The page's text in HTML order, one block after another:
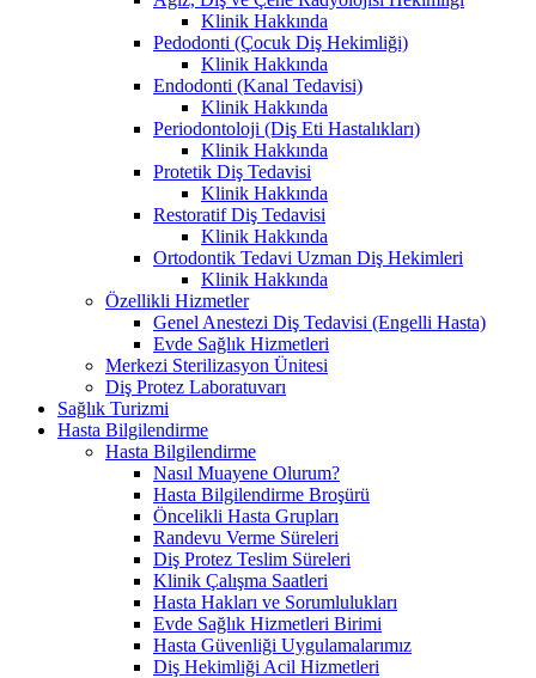
Klinik Hakkında
Pedodonti (Çocuk Diş Hekimliği)
Klinik Hakkında
Endodonti (Kanal Tedavisi)
Klinik Hakkında
Periodontoloji (Diş Eti Hastalıkları)
Klinik Hakkında
Protetik Diş Tedavisi
Klinik Hakkında
Restoratif Diş Tedavisi
Klinik Hakkında
Ortodontik Tedavi Uzman Diş Hekimleri
Klinik Hakkında
Özellikli Hizmetler
Genel Anestezi Diş Tedavisi (Engelli Hasta)
Evde Sağlık Hizmetleri
Merkezi Sterilizasyon Ünitesi
Diş Protez Laboratuvarı
Sağlık Turizmi
Hasta Bilgilendirme
Hasta Bilgilendirme
Nasıl Muayene Olurum?
Hasta Bilgilendirme Broşürü
Öncelikli Hasta Grupları
Randevu Verme Süreleri
Diş Protez Teslim Süreleri
Klinik Çalışma Saatleri
Hasta Hakları ve Sorumlulukları
Evde Sağlık Hizmetleri Birimi
Hasta Güvenliği Uygulamalarımız
Diş Hekimliği Acil Hizmetleri